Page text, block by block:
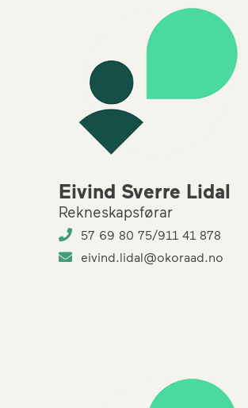
Eivind Sverre Lidal
Rekneskapsførar
57 69 80 75/911 41 878
eivind.lidal@okoraad.no